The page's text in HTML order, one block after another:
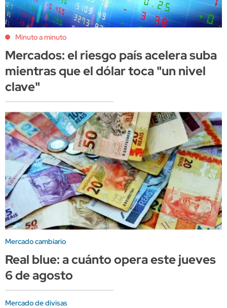
Minuto a minuto
Mercados: el riesgo país acelera suba
mientras que el dólar toca "un nivel
clave"
Mercado cambiario
Real blue: a cuánto opera este jueves
6 de agosto
Mercado de divisas